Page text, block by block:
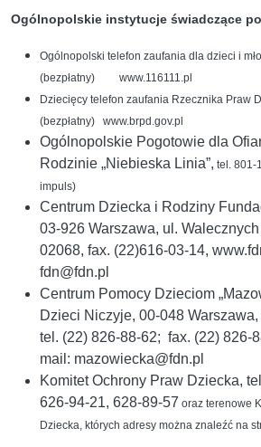
Ogólnopolskie instytucje świadczące
Ogólnopolski telefon zaufania dla dzieci i
(bezpłatny) www.116111.pl
Dziecięcy telefon zaufania Rzecznika Praw
(bezpłatny) www.brpd.gov.pl
Ogólnopolskie Pogotowie dla
Rodzinie „Niebieska Linia”, tel. 801-
impuls)
Centrum Dziecka i Rodziny
03-926 Warszawa, ul.
02068, fax. (22)616-03-14,
fdn@fdn.pl
Centrum Pomocy Dzieciom
Dzieci Niczyje, 00-048
tel. (22) 826-88-62; fax. (22) 826-
mail: mazowiecka@fdn.pl
Komitet Ochrony Praw Dziecka,
626-94-21, 628-89-57 oraz terenowe
Dziecka, których adresy można znaleźć na